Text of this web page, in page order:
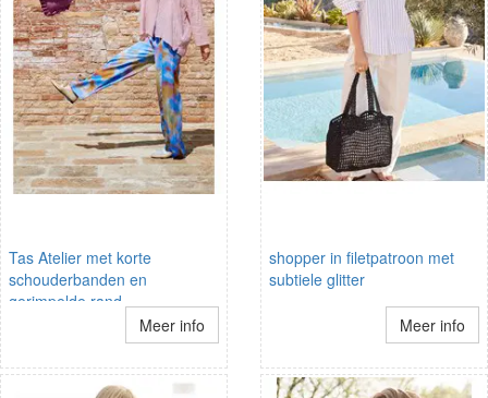
Tas Atelier met korte
schouderbanden en
gerimpelde rand
Meer info
shopper in filetpatroon met
subtiele glitter
Meer info